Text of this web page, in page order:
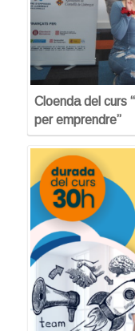
Cloenda del curs
per emprendre”